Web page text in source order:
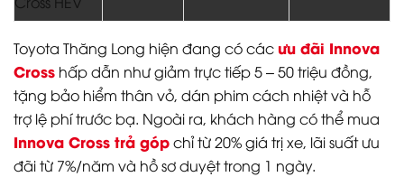
Toyota Thăng Long hiện đang có các ưu đãi Innova
Cross hấp dẫn như giảm trực tiếp 5 – 50 triệu đồng,
tặng bảo hiểm thân vỏ, dán phim cách nhiệt và hỗ
trợ lệ phí trước bạ. Ngoài ra, khách hàng có thể mua
Innova Cross trả gópchỉ từ 20% giá trị xe, lãi suất ưu
đãi từ 7%/năm và hồ sơ duyệt trong 1 ngày.